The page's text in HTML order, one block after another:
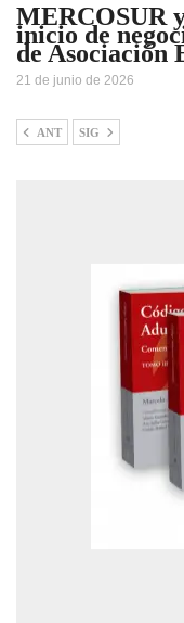
MERCOSUR
inicio de
de Asociación
21 de junio de 2026
ANT SIG